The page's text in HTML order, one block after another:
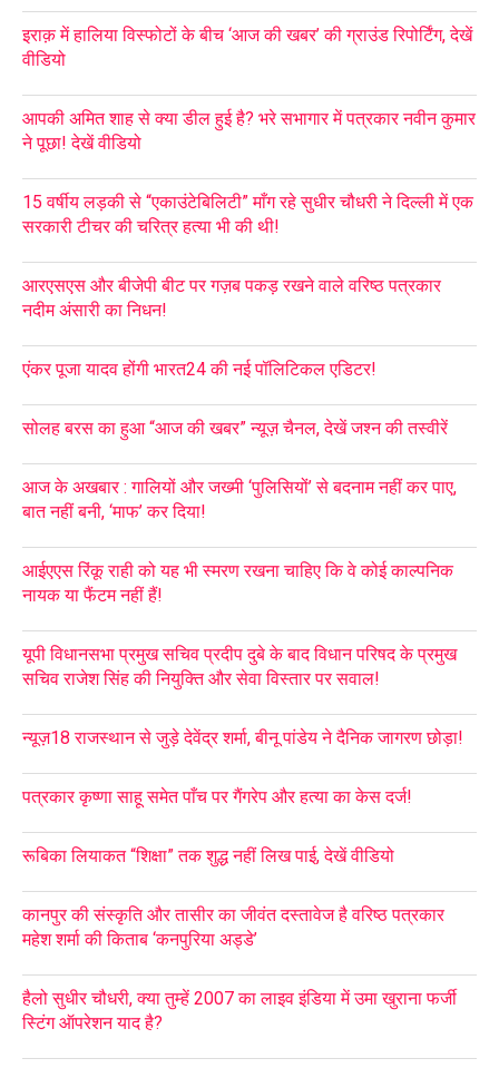
इराक़ में हालिया विस्फोटों के बीच ‘आज की खबर’ की ग्राउंड रिपोर्टिंग, देखें
वीडियो
आपकी अमित शाह से क्या डील हुई है? भरे सभागार में पत्रकार नवीन कुमार
ने पूछा! देखें वीडियो
15 वर्षीय लड़की से “एकाउंटेबिलिटी” माँग रहे सुधीर चौधरी ने दिल्ली में एक
सरकारी टीचर की चरित्र हत्या भी की थी!
आरएसएस और बीजेपी बीट पर गज़ब पकड़ रखने वाले वरिष्ठ पत्रकार
नदीम अंसारी का निधन!
एंकर पूजा यादव होंगी भारत24 की नई पॉलिटिकल एडिटर!
सोलह बरस का हुआ “आज की खबर” न्यूज़ चैनल, देखें जश्न की तस्वीरें
आज के अखबार : गालियों और जख्मी ‘पुलिसियों’ से बदनाम नहीं कर पाए,
बात नहीं बनी, ‘माफ’ कर दिया!
आईएएस रिंकू राही को यह भी स्मरण रखना चाहिए कि वे कोई काल्पनिक
नायक या फैंटम नहीं हैं!
यूपी विधानसभा प्रमुख सचिव प्रदीप दुबे के बाद विधान परिषद के प्रमुख
सचिव राजेश सिंह की नियुक्ति और सेवा विस्तार पर सवाल!
न्यूज़18 राजस्थान से जुड़े देवेंद्र शर्मा, बीनू पांडेय ने दैनिक जागरण छोड़ा!
पत्रकार कृष्णा साहू समेत पाँच पर गैंगरेप और हत्या का केस दर्ज!
रूबिका लियाकत “शिक्षा” तक शुद्ध नहीं लिख पाई, देखें वीडियो
कानपुर की संस्कृति और तासीर का जीवंत दस्तावेज है वरिष्ठ पत्रकार
महेश शर्मा की किताब ‘कनपुरिया अड्डे’
हैलो सुधीर चौधरी, क्या तुम्हें 2007 का लाइव इंडिया में उमा खुराना फर्जी
स्टिंग ऑपरेशन याद है?